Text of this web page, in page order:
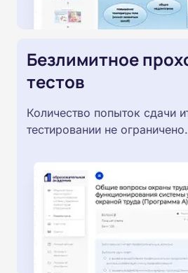
Безлимитное
тестов
Количество попыток сдачи
тестировании не ограничено.